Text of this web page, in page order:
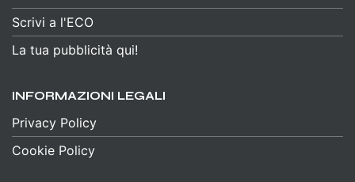
Scrivi a l'ECO
La tua pubblicità qui!
INFORMAZIONI LEGALI
Privacy Policy
Cookie Policy